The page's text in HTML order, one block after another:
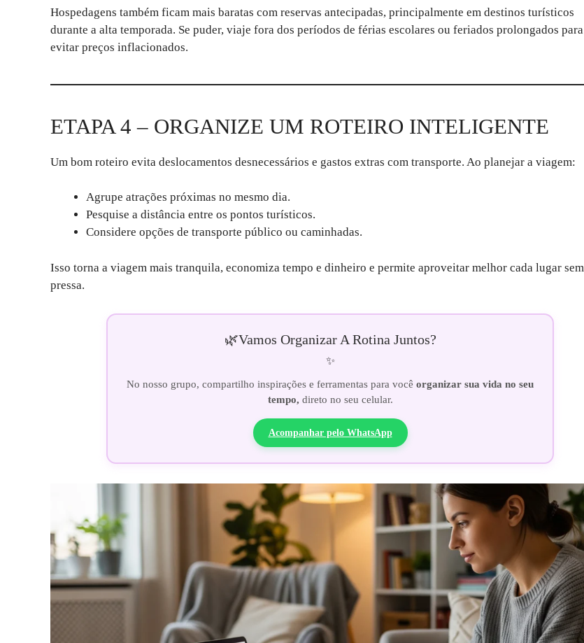
Hospedagens também ficam mais baratas com reservas antecipadas, principalmente em destinos turísticos
durante a alta temporada. Se puder, viaje fora dos períodos de férias escolares ou feriados prolongados para
evitar preços inflacionados.
ETAPA 4 – ORGANIZE UM ROTEIRO INTELIGENTE
Um bom roteiro evita deslocamentos desnecessários e gastos extras com transporte. Ao planejar a viagem:
Agrupe atrações próximas no mesmo dia.
Pesquise a distância entre os pontos turísticos.
Considere opções de transporte público ou caminhadas.
Isso torna a viagem mais tranquila, economiza tempo e dinheiro e permite aproveitar melhor cada lugar sem
pressa.
🌿Vamos Organizar A Rotina Juntos?
✨
No nosso grupo, compartilho inspirações e ferramentas para você organizar sua vida no seu
tempo, direto no seu celular.
Acompanhar pelo WhatsApp